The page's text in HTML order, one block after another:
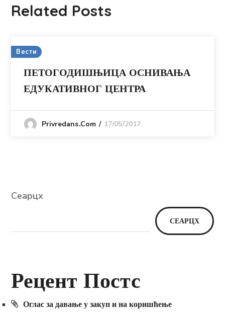
Related Posts
Вести
ПЕТОГОДИШЊИЦА ОСНИВАЊА
ЕДУКАТИВНОГ ЦЕНТРА
Privredans.com 17/05/2017
Сеарцх
СЕАРЦХ
Рецент Постс
Оглас за давање у закуп и на коришћење